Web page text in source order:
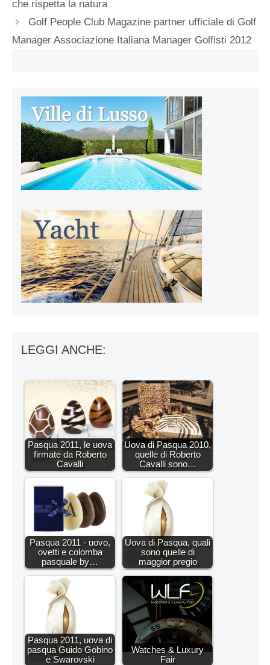
che rispetta la natura
Golf People Club Magazine partner ufficiale di Golf
Manager Associazione Italiana Manager Golfisti 2012
LEGGI ANCHE:
Pasqua 2011, le uova
firmate da Roberto
Cavalli
Uova di Pasqua 2010,
quelle di Roberto
Cavalli sono…
Pasqua 2011 - uovo,
ovetti e colomba
pasquale by…
Uova di Pasqua, quali
sono quelle di
maggior pregio
Pasqua 2011, uova di
pasqua Guido Gobino
e Swarovski
Watches & Luxury
Fair